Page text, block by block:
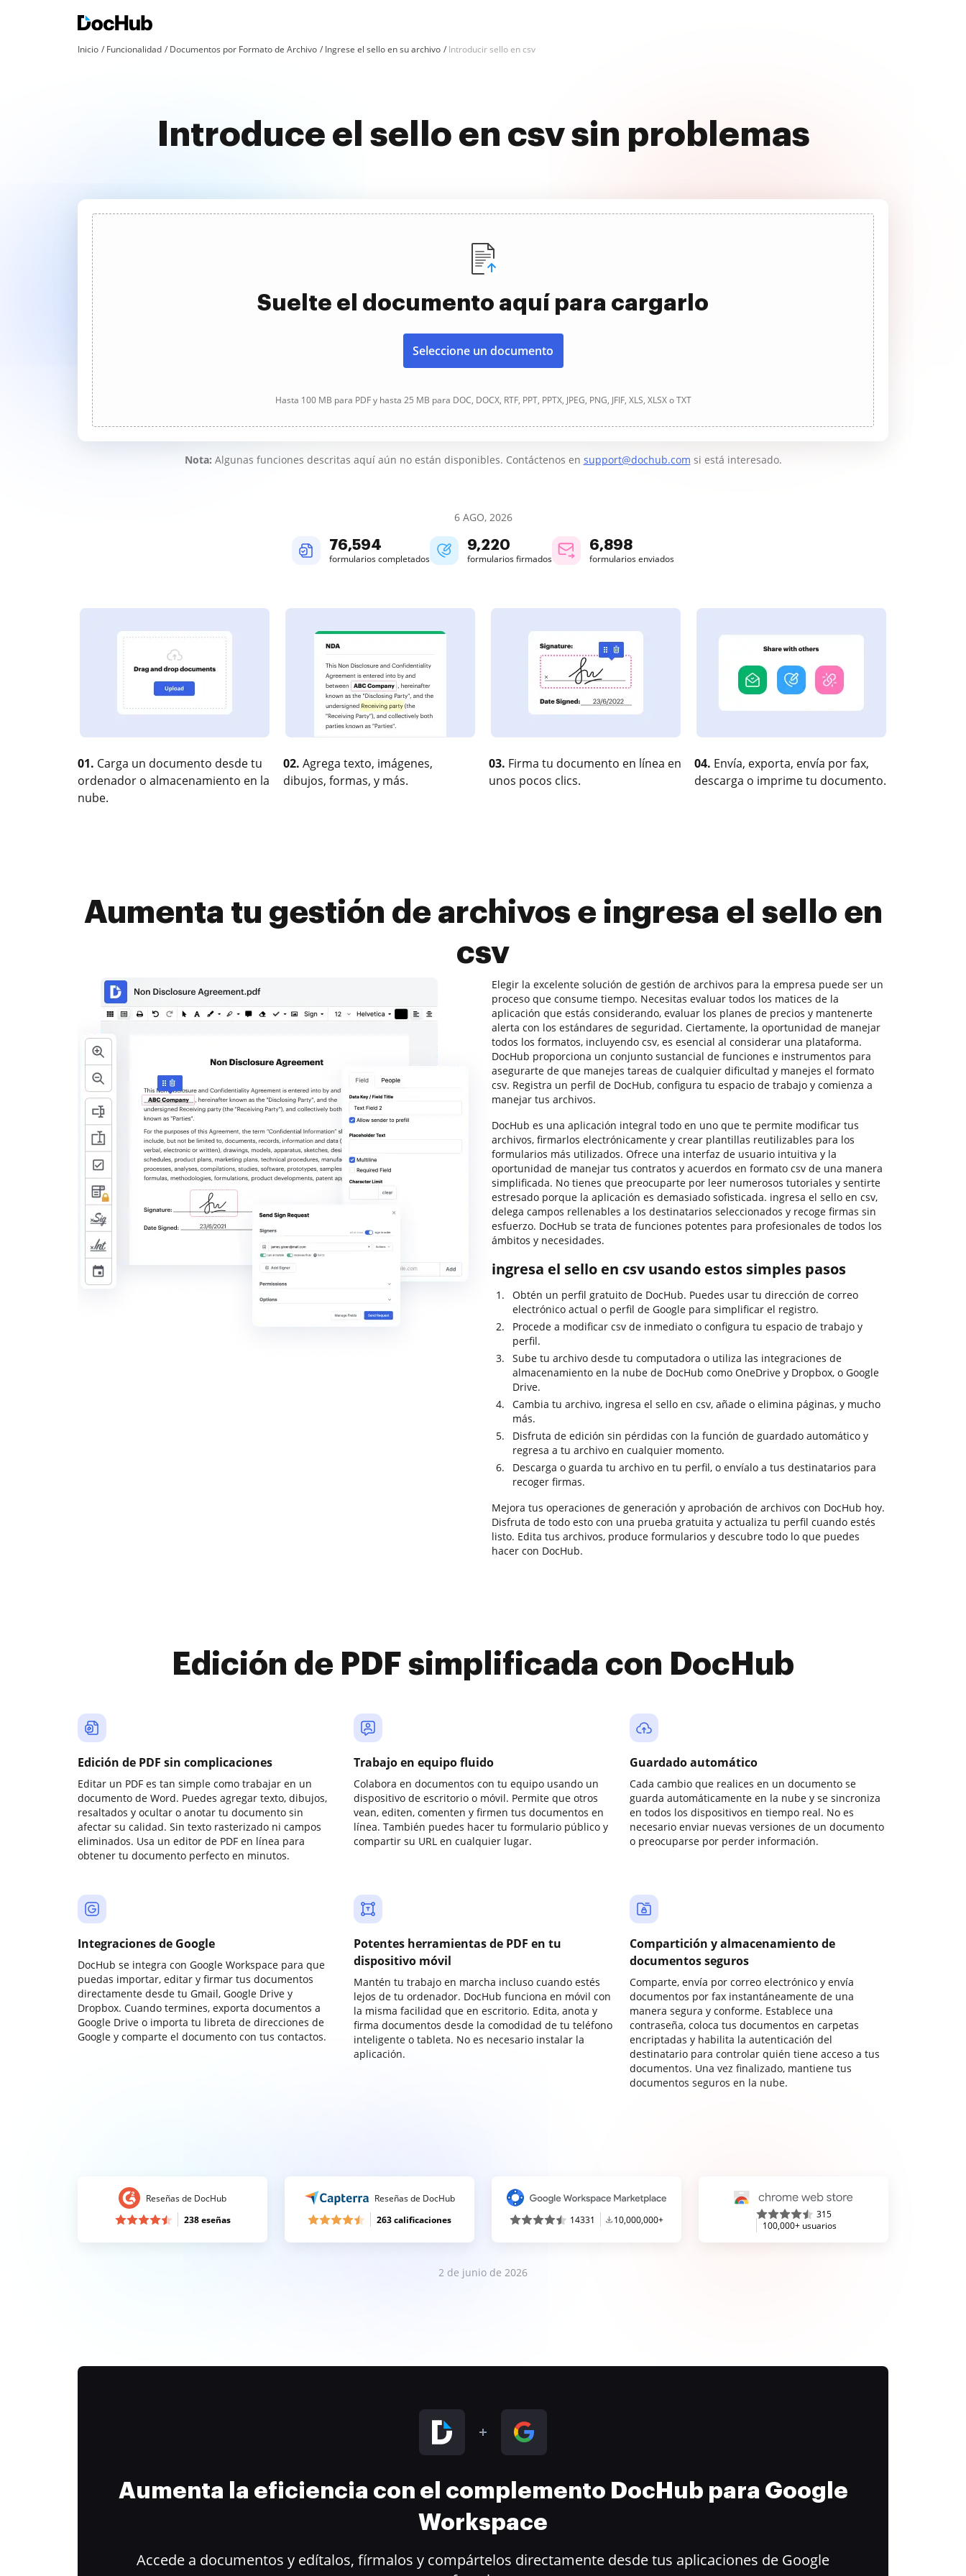
Inicio Funcionalidad Documentos por Formato de Archivo Ingrese el sello en su archivo Introducir sello en csv
Introduce el sello en csv sin problemas
Suelte el documento aquí para cargarlo
Seleccione un documento
Hasta 100 MB para PDF y hasta 25 MB para DOC, DOCX, RTF, PPT, PPTX, JPEG, PNG, JFIF, XLS, XLSX o TXT
Nota: Algunas funciones descritas aquí aún no están disponibles. Contáctenos en support@dochub.com si está interesado.
6 AGO, 2026
76,594
formularios completados
9,220
formularios firmados
6,898
formularios enviados
01. Carga un documento desde tu
ordenador o almacenamiento en la
nube.
02. Agrega texto, imágenes,
dibujos, formas, y más.
03. Firma tu documento en línea en
unos pocos clics.
04. Envía, exporta, envía por fax,
descarga o imprime tu documento.
Aumenta tu gestión de archivos e ingresa el sello en
csv
Elegir la excelente solución de gestión de archivos para la empresa puede ser un
proceso que consume tiempo. Necesitas evaluar todos los matices de la
aplicación que estás considerando, evaluar los planes de precios y mantenerte
alerta con los estándares de seguridad. Ciertamente, la oportunidad de manejar
todos los formatos, incluyendo csv, es esencial al considerar una plataforma.
DocHub proporciona un conjunto sustancial de funciones e instrumentos para
asegurarte de que manejes tareas de cualquier dificultad y manejes el formato
csv. Registra un perfil de DocHub, configura tu espacio de trabajo y comienza a
manejar tus archivos.
DocHub es una aplicación integral todo en uno que te permite modificar tus
archivos, firmarlos electrónicamente y crear plantillas reutilizables para los
formularios más utilizados. Ofrece una interfaz de usuario intuitiva y la
oportunidad de manejar tus contratos y acuerdos en formato csv de una manera
simplificada. No tienes que preocuparte por leer numerosos tutoriales y sentirte
estresado porque la aplicación es demasiado sofisticada. ingresa el sello en csv,
delega campos rellenables a los destinatarios seleccionados y recoge firmas sin
esfuerzo. DocHub se trata de funciones potentes para profesionales de todos los
ámbitos y necesidades.
ingresa el sello en csv usando estos simples pasos
Obtén un perfil gratuito de DocHub. Puedes usar tu dirección de correo
electrónico actual o perfil de Google para simplificar el registro.
Procede a modificar csv de inmediato o configura tu espacio de trabajo y
perfil.
Sube tu archivo desde tu computadora o utiliza las integraciones de
almacenamiento en la nube de DocHub como OneDrive y Dropbox, o Google
Drive.
Cambia tu archivo, ingresa el sello en csv, añade o elimina páginas, y mucho
más.
Disfruta de edición sin pérdidas con la función de guardado automático y
regresa a tu archivo en cualquier momento.
Descarga o guarda tu archivo en tu perfil, o envíalo a tus destinatarios para
recoger firmas.
Mejora tus operaciones de generación y aprobación de archivos con DocHub hoy.
Disfruta de todo esto con una prueba gratuita y actualiza tu perfil cuando estés
listo. Edita tus archivos, produce formularios y descubre todo lo que puedes
hacer con DocHub.
Edición de PDF simplificada con DocHub
Edición de PDF sin complicaciones
Editar un PDF es tan simple como trabajar en un
documento de Word. Puedes agregar texto, dibujos,
resaltados y ocultar o anotar tu documento sin
afectar su calidad. Sin texto rasterizado ni campos
eliminados. Usa un editor de PDF en línea para
obtener tu documento perfecto en minutos.
Trabajo en equipo fluido
Colabora en documentos con tu equipo usando un
dispositivo de escritorio o móvil. Permite que otros
vean, editen, comenten y firmen tus documentos en
línea. También puedes hacer tu formulario público y
compartir su URL en cualquier lugar.
Guardado automático
Cada cambio que realices en un documento se
guarda automáticamente en la nube y se sincroniza
en todos los dispositivos en tiempo real. No es
necesario enviar nuevas versiones de un documento
o preocuparse por perder información.
Integraciones de Google
DocHub se integra con Google Workspace para que
puedas importar, editar y firmar tus documentos
directamente desde tu Gmail, Google Drive y
Dropbox. Cuando termines, exporta documentos a
Google Drive o importa tu libreta de direcciones de
Google y comparte el documento con tus contactos.
Potentes herramientas de PDF en tu
dispositivo móvil
Mantén tu trabajo en marcha incluso cuando estés
lejos de tu ordenador. DocHub funciona en móvil con
la misma facilidad que en escritorio. Edita, anota y
firma documentos desde la comodidad de tu teléfono
inteligente o tableta. No es necesario instalar la
aplicación.
Compartición y almacenamiento de
documentos seguros
Comparte, envía por correo electrónico y envía
documentos por fax instantáneamente de una
manera segura y conforme. Establece una
contraseña, coloca tus documentos en carpetas
encriptadas y habilita la autenticación del
destinatario para controlar quién tiene acceso a tus
documentos. Una vez finalizado, mantiene tus
documentos seguros en la nube.
Reseñas de DocHub
238 eseñas
Reseñas de DocHub
263 calificaciones
14331 10,000,000+
315
100,000+ usuarios
2 de junio de 2026
Aumenta la eficiencia con el complemento DocHub para Google
Workspace
Accede a documentos y edítalos, fírmalos y compártelos directamente desde tus aplicaciones de Google